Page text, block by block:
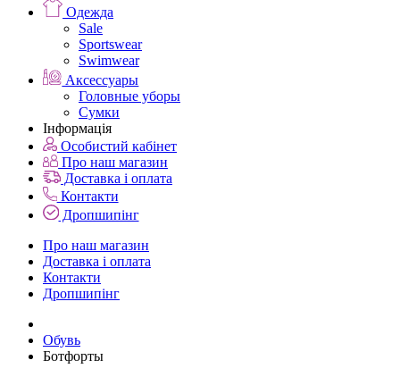
Одежда
Sale
Sportswear
Swimwear
Аксессуары
Головные уборы
Сумки
Інформація
Особистий кабінет
Про наш магазин
Доставка і оплата
Контакти
Дропшипінг
Про наш магазин
Доставка і оплата
Контакти
Дропшипінг
Обувь
Ботфорты